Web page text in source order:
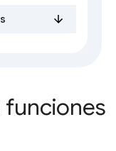
funciones